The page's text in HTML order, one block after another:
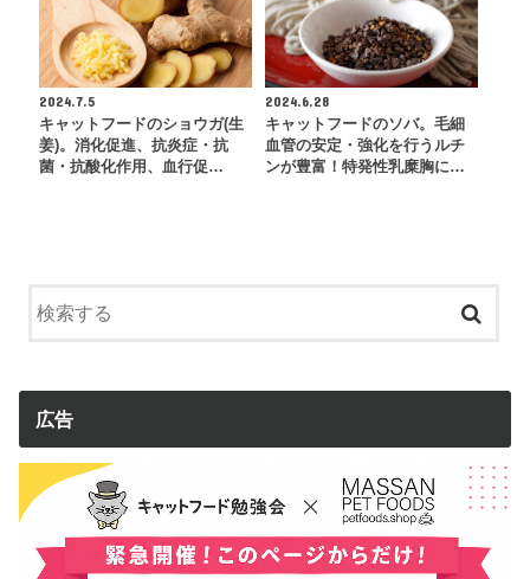
2024.7.5
キャットフードのショウガ(生
姜)。消化促進、抗炎症・抗
菌・抗酸化作用、血行促…
2024.6.28
キャットフードのソバ。毛細
血管の安定・強化を行うルチ
ンが豊富！特発性乳糜胸に…
広告